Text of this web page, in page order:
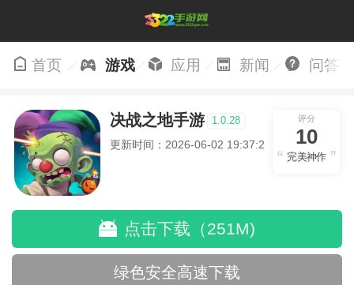
首页 游戏 应用 新闻 问答
决战之地手游 1.0.28
更新时间：2026-06-02 19:37:23
评分
10
完美神作
点击下载（251M)
绿色安全高速下载